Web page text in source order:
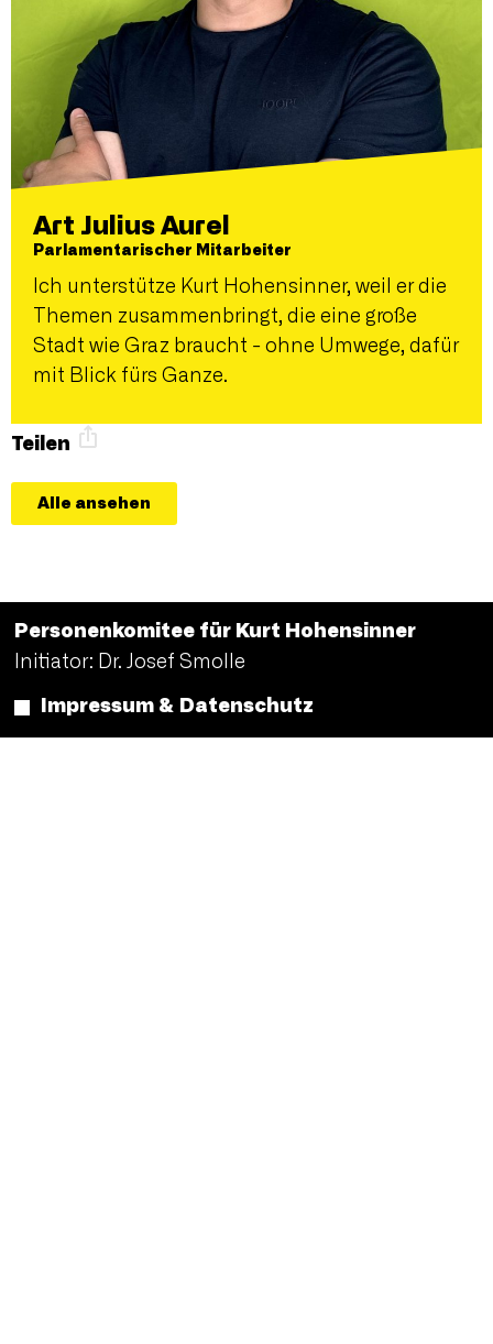
Art Julius Aurel
Parlamentarischer Mitarbeiter
Ich unterstütze Kurt Hohensinner, weil er die
Themen zusammenbringt, die eine große
Stadt wie Graz braucht - ohne Umwege, dafür
mit Blick fürs Ganze.
Teilen
Alle ansehen
Personenkomitee für Kurt Hohensinner
Initiator: Dr. Josef Smolle
Impressum & Datenschutz